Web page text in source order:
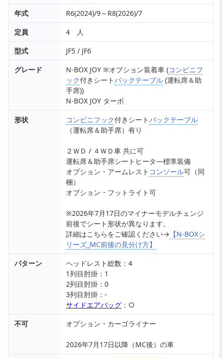
年式
R6(2024)/9～R8(2026)/7
定員
4 人
型式
JF5 / JF6
グレード
N-BOX JOY ※オプション装着車 (コンビニフ
ック付きシートバックテーブル (運転席＆助
手席))
N-BOX JOY ターボ
形状
コンビニフック付きシートバックテーブル
（運転席＆助手席）有り
２ＷＤ / ４ＷＤ車 共に可
運転席＆助手席シートヒータ―標準装備
オプション・アームレスト コンソール可（同
梱）
オプション・フットライト可
※2026年7月17日のマイナーモデルチェンジ
前後でシート形状が異なります。
詳細はこちらをご確認ください→ 【N-BOXシ
リーズ_MC前後の見分け方】
パターン
ヘッドレスト総数：4
1列目肘掛：1
2列目肘掛：0
3列目肘掛：-
サイドエアバッグ ：○
不可
オプション・カーゴライナー
2026年7月17日以降（MC後）の車